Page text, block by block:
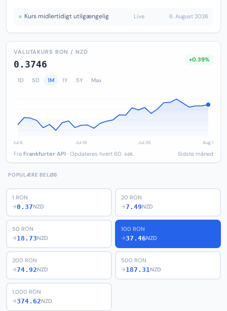
Kurs midlertidigt utilgængelig Live 6. August 2026
VALUTAKURS RON / NZD
0.3746 +0.39%
1D 5D 1M 1Y 5Y Max
Fra Frankfurter API · Opdateres hvert 60. sek. Sidste måned
POPULÆRE BELØB
1 RON
→0.37NZD
20 RON
→7.49NZD
50 RON
→18.73NZD
100 RON
→37.46NZD
200 RON
→74.92NZD
500 RON
→187.31NZD
1,000 RON
→374.62NZD